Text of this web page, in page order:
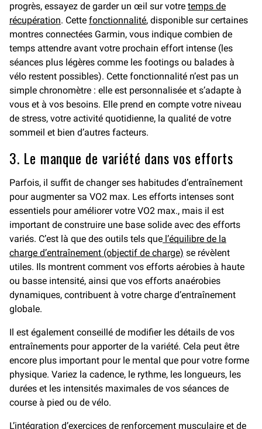
progrès, essayez de garder un œil sur votre temps de
récupération. Cette fonctionnalité, disponible sur certaines
montres connectées Garmin, vous indique combien de
temps attendre avant votre prochain effort intense (les
séances plus légères comme les footings ou balades à
vélo restent possibles). Cette fonctionnalité n’est pas un
simple chronomètre : elle est personnalisée et s’adapte à
vous et à vos besoins. Elle prend en compte votre niveau
de stress, votre activité quotidienne, la qualité de votre
sommeil et bien d’autres facteurs.
3. Le manque de variété dans vos efforts
Parfois, il suffit de changer ses habitudes d’entraînement
pour augmenter sa VO2 max. Les efforts intenses sont
essentiels pour améliorer votre VO2 max., mais il est
important de construire une base solide avec des efforts
variés. C’est là que des outils tels que l’équilibre de la
charge d’entraînement (objectif de charge) se révèlent
utiles. Ils montrent comment vos efforts aérobies à haute
ou basse intensité, ainsi que vos efforts anaérobies
dynamiques, contribuent à votre charge d’entraînement
globale.
Il est également conseillé de modifier les détails de vos
entraînements pour apporter de la variété. Cela peut être
encore plus important pour le mental que pour votre forme
physique. Variez la cadence, le rythme, les longueurs, les
durées et les intensités maximales de vos séances de
course à pied ou de vélo.
L’intégration d’exercices de renforcement musculaire et de